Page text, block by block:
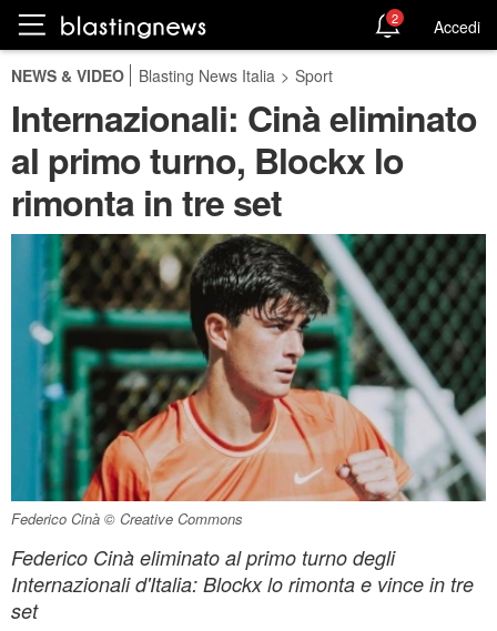
2 Accedi
NEWS & VIDEO Blasting News Italia > Sport
Internazionali: Cinà eliminato
al primo turno, Blockx lo
rimonta in tre set
Federico Cinà © Creative Commons
Federico Cinà eliminato al primo turno degli
Internazionali d'Italia: Blockx lo rimonta e vince in tre
set